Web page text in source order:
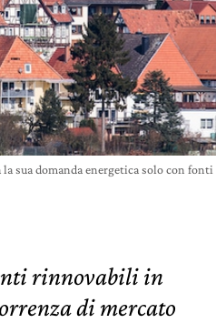
sua domanda energetica solo con
rinnovabili in
di mercato